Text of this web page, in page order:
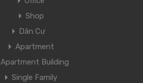
Shop
Dân Cư
Apartment
Apartment Building
Single Family